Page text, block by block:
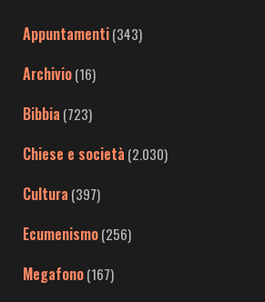
Appuntamenti(343)
Archivio(16)
Bibbia (723)
Chiese e società (2.030)
Cultura (397)
Ecumenismo(256)
Megafono(167)